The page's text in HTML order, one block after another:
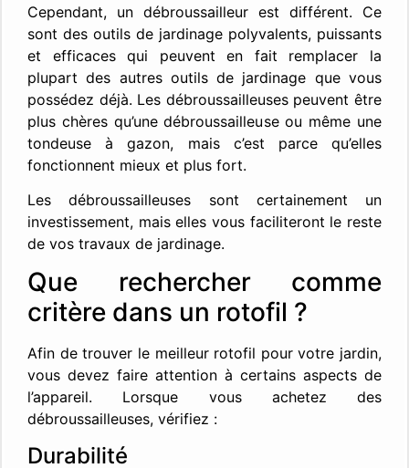
Cependant, un débroussailleur est différent. Ce
sont des outils de jardinage polyvalents, puissants
et efficaces qui peuvent en fait remplacer la
plupart des autres outils de jardinage que vous
possédez déjà. Les débroussailleuses peuvent être
plus chères qu’une débroussailleuse ou même une
tondeuse à gazon, mais c’est parce qu’elles
fonctionnent mieux et plus fort.
Les débroussailleuses sont certainement un
investissement, mais elles vous faciliteront le reste
de vos travaux de jardinage.
Que rechercher comme
critère dans un rotofil ?
Afin de trouver le meilleur rotofil pour votre jardin,
vous devez faire attention à certains aspects de
l’appareil. Lorsque vous achetez des
débroussailleuses, vérifiez :
Durabilité